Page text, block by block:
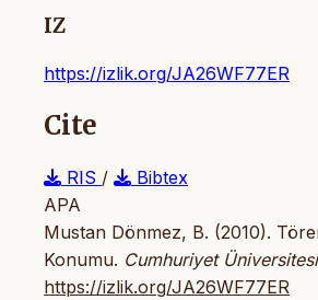
IZ
https://izlik.org/JA26WF77ER
Cite
RIS /
Bibtex
APA
Mustan Dönmez, B. (2010).
Konumu. Cumhuriyet
https://izlik.org/JA26WF77ER